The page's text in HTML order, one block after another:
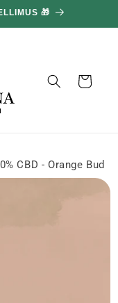
🎁
Korv
CBD - Orange Bud